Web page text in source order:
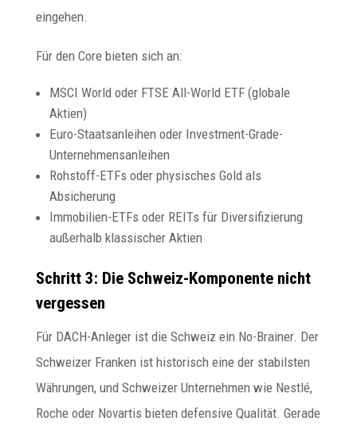
eingehen.
Für den Core bieten sich an:
MSCI World oder FTSE All-World ETF (globale
Aktien)
Euro-Staatsanleihen oder Investment-Grade-
Unternehmensanleihen
Rohstoff-ETFs oder physisches Gold als
Absicherung
Immobilien-ETFs oder REITs für Diversifizierung
außerhalb klassischer Aktien
Schritt 3: Die Schweiz-Komponente nicht
vergessen
Für DACH-Anleger ist die Schweiz ein No-Brainer. Der
Schweizer Franken ist historisch eine der stabilsten
Währungen, und Schweizer Unternehmen wie Nestlé,
Roche oder Novartis bieten defensive Qualität. Gerade